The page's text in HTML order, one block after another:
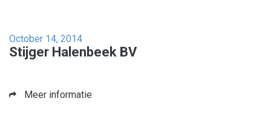
October 14, 2014
Stijger Halenbeek BV
Meer informatie